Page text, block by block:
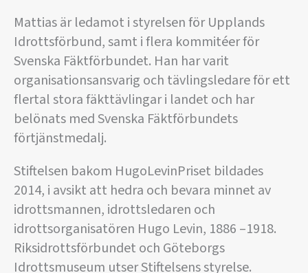
Mattias är ledamot i styrelsen för Upplands
Idrottsförbund, samt i flera kommitéer för
Svenska Fäktförbundet. Han har varit
organisationsansvarig och tävlingsledare för ett
flertal stora fäkttävlingar i landet och har
belönats med Svenska Fäktförbundets
förtjänstmedalj.
Stiftelsen bakom HugoLevinPriset bildades
2014, i avsikt att hedra och bevara minnet av
idrottsmannen, idrottsledaren och
idrottsorganisatören Hugo Levin, 1886 –1918.
Riksidrottsförbundet och Göteborgs
Idrottsmuseum utser Stiftelsens styrelse.